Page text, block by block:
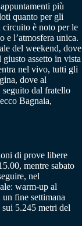
più
quanto per gli
circuito è noto per le
e l’atmosfera unica.
del weekend, dove
assetto in vista
nel vivo, tutti gli
dove al
seguito dal fratello
Bagnaia,
di prove libere
mentre sabato
nel
warm-up al
fine settimana
5.245 metri del